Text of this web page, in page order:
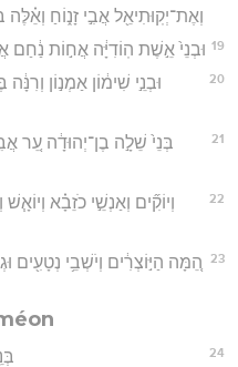
וְאֶת־יְקֽוּתִיאֵ֖ל אֲבִ֣י זָנ֑וֹחַ
19 וּבְנֵי֙ אֵ֣שֶׁת הֽוֹדִיָּ֔ה אֲח֣וֹת נַ֔חַם
20
וּבְנֵ֣י שִׁימ֔וֹן אַמְנ֣וֹן וְרִנָּ֔ה
21
בְּנֵי֙ שֵׁלָ֣ה בֶן־יְהוּדָ֔ה עֵ֚ר
22
וְיוֹקִ֞ים וְאַנְשֵׁ֣י כֹזֵבָ֗א
23 הֵ֚מָּה הַיּ֣וֹצְרִ֔ים וְיֹשְׁבֵ֥י נְטָעִ֖ים
24